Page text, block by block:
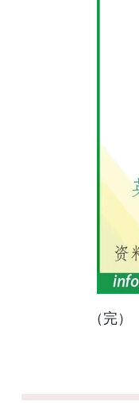
（完）